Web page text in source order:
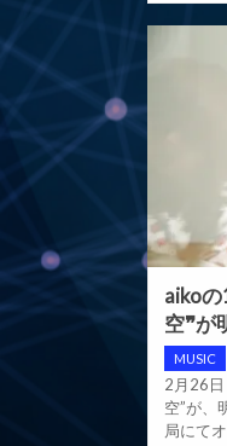
aiko
空❞が
MUSIC
2月26
空”が、
局にて